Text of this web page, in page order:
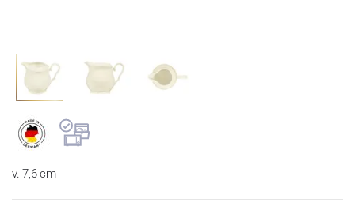
v. 7,6 cm